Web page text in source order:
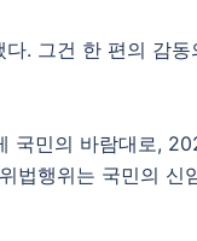
. 그건 한 편의 감동
국민의 바람대로,
법행위는 국민의 신